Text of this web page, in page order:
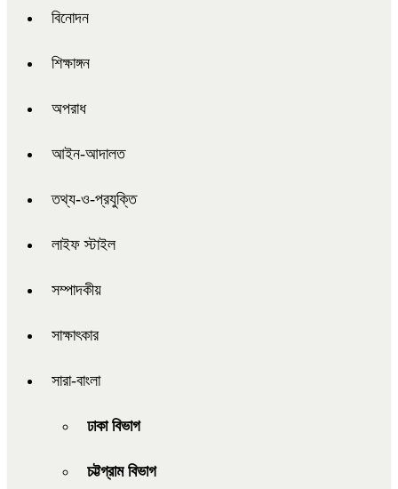
বিনোদন
শিক্ষাঙ্গন
অপরাধ
আইন-আদালত
তথ্য-ও-প্রযুক্তি
লাইফ স্টাইল
সম্পাদকীয়
সাক্ষাৎকার
সারা-বাংলা
ঢাকা বিভাগ
চট্টগ্রাম বিভাগ